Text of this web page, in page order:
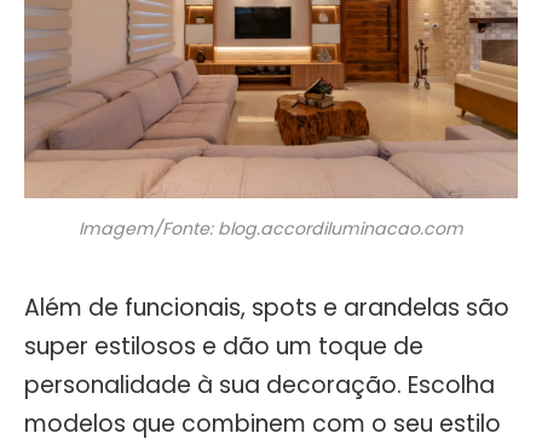
Imagem/Fonte: blog.accordiluminacao.com
Além de funcionais, spots e arandelas são
super estilosos e dão um toque de
personalidade à sua decoração. Escolha
modelos que combinem com o seu estilo